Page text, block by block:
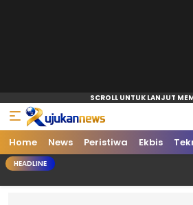
Home News Peristiwa Ekbis
HEADLINE